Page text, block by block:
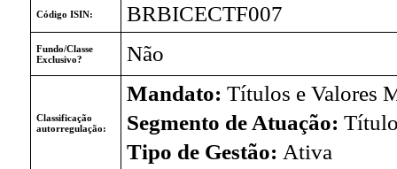
Código ISIN: BRBICECTF007
Fundo/Classe
Exclusivo?
Não
Classificação
autorregulação:
Mandato: Títulos e Valores
Segmento de Atuação:
Tipo de Gestão: Ativa